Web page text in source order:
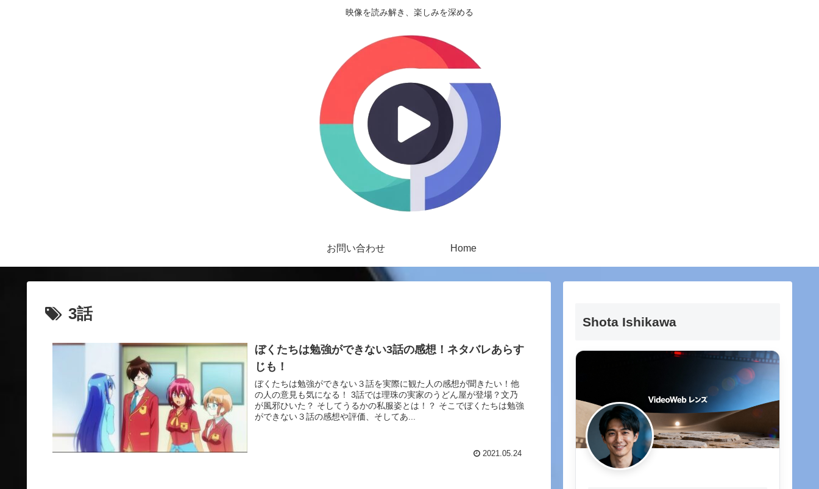
映像を読み解き、楽しみを深める
お問い合わせ Home
3話
ぼくたちは勉強ができない3話の感想！ネタバレあらす
じも！
ぼくたちは勉強ができない３話を実際に観た人の感想が聞きたい！他
の人の意見も気になる！ 3話では理珠の実家のうどん屋が登場？文乃
が風邪ひいた？ そしてうるかの私服姿とは！？ そこでぼくたちは勉強
ができない３話の感想や評価、そしてあ...
2021.05.24
Shota Ishikawa